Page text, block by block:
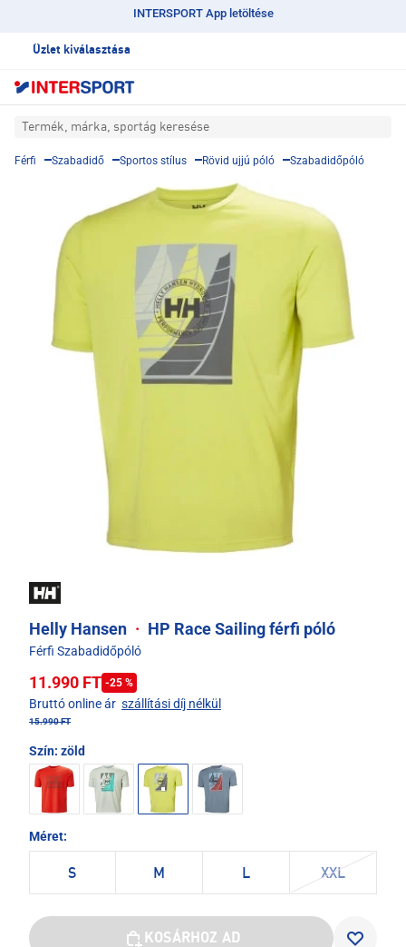
INTERSPORT App letöltése
Üzlet kiválasztása
Termék, márka, sportág keresése
Férfi Szabadidő Sportos stílus Rövid ujjú póló Szabadidőpóló
Helly Hansen · HP Race Sailing férfi póló
Férfi Szabadidőpóló
11.990 FT -25 %
Bruttó online ár szállítási díj nélkül
15.990 FT
Szín: zöld
Méret:
S M L XXL
KOSÁRHOZ AD